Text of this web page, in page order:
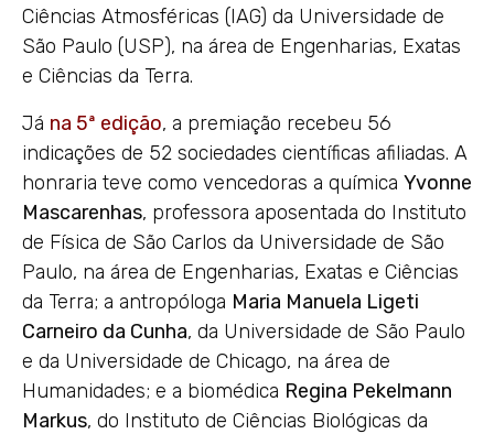
Ciências Atmosféricas (IAG) da Universidade de
São Paulo (USP), na área de Engenharias, Exatas
e Ciências da Terra.
Já na 5ª edição, a premiação recebeu 56
indicações de 52 sociedades científicas afiliadas. A
honraria teve como vencedoras a química Yvonne
Mascarenhas, professora aposentada do Instituto
de Física de São Carlos da Universidade de São
Paulo, na área de Engenharias, Exatas e Ciências
da Terra; a antropóloga Maria Manuela Ligeti
Carneiro da Cunha, da Universidade de São Paulo
e da Universidade de Chicago, na área de
Humanidades; e a biomédica Regina Pekelmann
Markus, do Instituto de Ciências Biológicas da